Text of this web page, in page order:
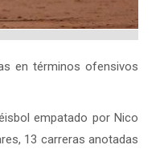
en términos ofensivos
empatado por Nico
13 carreras anotadas